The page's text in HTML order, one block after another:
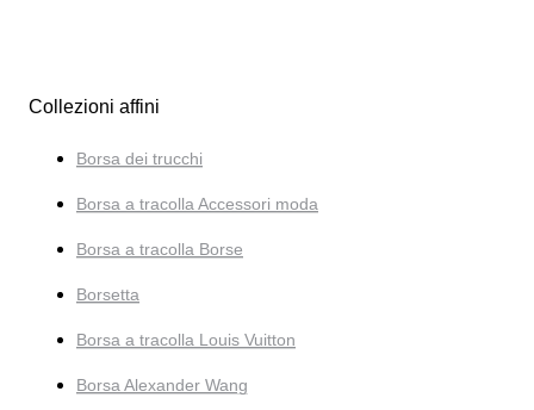
Collezioni affini
Borsa dei trucchi
Borsa a tracolla Accessori moda
Borsa a tracolla Borse
Borsetta
Borsa a tracolla Louis Vuitton
Borsa Alexander Wang